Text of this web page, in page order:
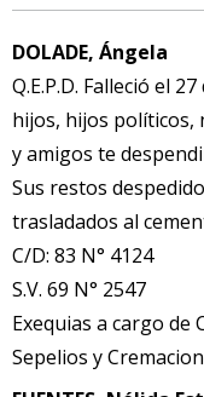
DOLADE, Ángela
Q.E.P.D. Falleció el
hijos, hijos políticos,
y amigos te
Sus restos
trasladados al
C/D: 83 N° 4124
S.V. 69 N° 2547
Exequias a cargo de
Sepelios y